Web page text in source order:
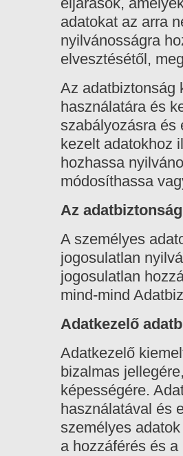
adatokat az arra
nyilvánosságra
elvesztésétől,
Az adatbiztonság
használatára és
szabályozásra és
kezelt adatokhoz
hozhassa
módosíthassa
Az
A személyes
jogosulatlan
jogosulatlan
mind-mind
Adatkezelő
Adatkezelő
bizalmas
képességére.
használatával és
személyes
a hozzáférés és